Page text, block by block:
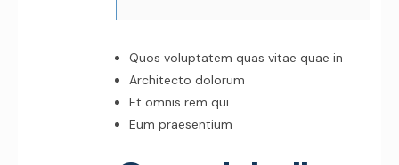
Quos voluptatem quas vitae quae in
Architecto dolorum
Et omnis rem qui
Eum praesentium